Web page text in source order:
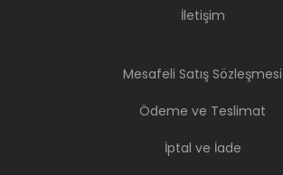
İletişim
Mesafeli Satış Sözleşmesi
Ödeme ve Teslimat
İptal ve İade